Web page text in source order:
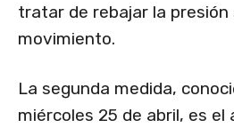
tratar de rebajar la presión
movimiento.
La segunda medida,
miércoles 25 de abril, es